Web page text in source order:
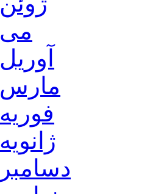
می 2016
آوریل 2016
مارس 2016
فوریه 2016
ژانویه 2016
دسامبر 2015